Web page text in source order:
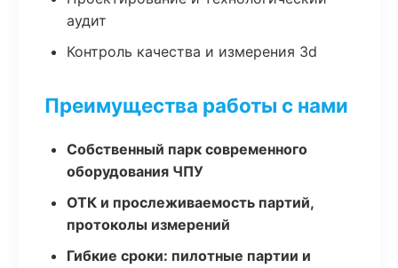
аудит
Контроль качества и измерения 3d
Преимущества работы с нами
Собственный парк современного
оборудования ЧПУ
ОТК и прослеживаемость партий,
протоколы измерений
Гибкие сроки: пилотные партии и